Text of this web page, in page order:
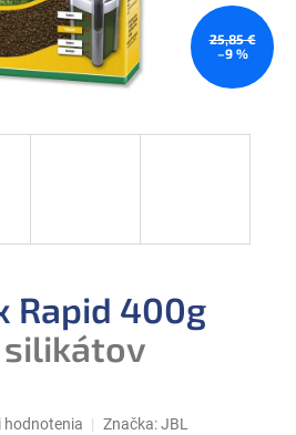
25,85 €
–9 %
Rapid 400g
hodnotenia Značka:JBL